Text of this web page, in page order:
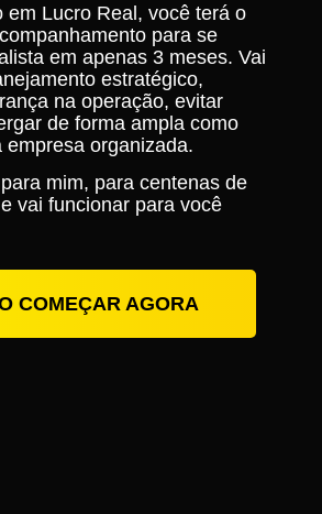
em Lucro Real, você terá o
para se
em apenas 3 meses. Vai
estratégico,
na operação, evitar
de forma ampla como
empresa organizada.
mim, para centenas de
vai funcionar para você
COMEÇAR AGORA